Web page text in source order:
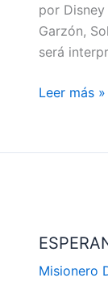
por
Garzón,
será
LA
SERIE
DE
Leer más »
Misionero
A
UN